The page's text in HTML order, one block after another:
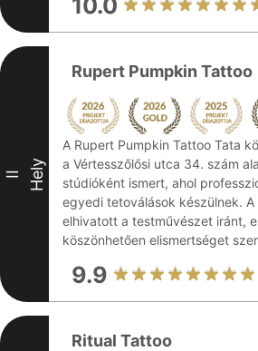
10.0
II Hely
Rupert Pumpkin Tattoo
A Rupert Pumpkin Tattoo Tata
a Vértesszőlősi utca 34. szám
stúdióként ismert, ahol
egyedi tetoválások készülnek. A
elhivatott a testművészet iránt,
köszönhetően elismertséget
9.9
Ritual Tattoo